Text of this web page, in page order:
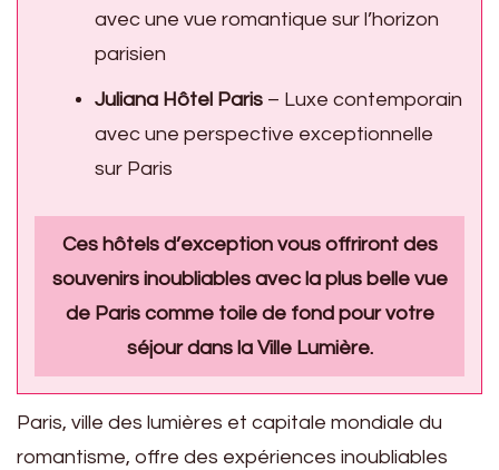
avec une vue romantique sur l’horizon
parisien
Juliana Hôtel Paris – Luxe contemporain
avec une perspective exceptionnelle
sur Paris
Ces hôtels d’exception vous offriront des
souvenirs inoubliables avec la plus belle vue
de Paris comme toile de fond pour votre
séjour dans la Ville Lumière.
Paris, ville des lumières et capitale mondiale du
romantisme, offre des expériences inoubliables